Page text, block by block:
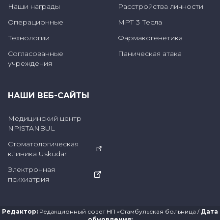
некоторые из исследований на эту тему
указывают на некоторые вещества, которые
вызывают это расстройство. Некоторые из
них можно перечислить следующим
Мутации, возникающие под
Дефицит синтеза некоторых белков в
зависимости от генов
позднем возрасте
вызванных преждевременными
Наши награды
Операционные
Технологии
Согласованные
учреждения
Расстройства личности
МРТ 3 Тесла
Фармакогенетика
Паническая атака
НАШИ ВЕБ-САЙТЫ
Медицинский центр
NPİSTANBUL
Стоматологическая
клиника Üsküdar
Электронная
психиатрия
Редактор: Редакционный совет НП «Стамбульская больница / Дата